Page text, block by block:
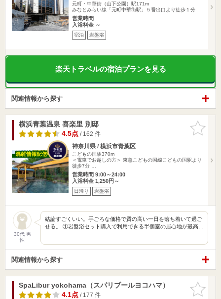
元町・中華街（山下公園）駅171m
みなとみらい線「元町中華街駅」５番出口より徒歩１分
営業時間
入浴料金 ～
宿泊 岩盤浴
楽天トラベルの宿泊プランを見る
関連情報から探す
お気に入
りに追加
横浜青葉温泉 喜楽里 別邸
4.5点/ 162 件
神奈川県 / 横浜市青葉区
こどもの国駅370m
＜電車でお越しの方＞ 東急こどもの国線こどもの国駅より
徒歩7分 …
営業時間 9:00～24:00
入浴料金 1,250円～
日帰り 岩盤浴
30代 男
性
結論すごくいい。手ごろな価格で質の高い一日を落ち着いて過ご
せる。 ①岩盤浴セット購入で利用できる半個室の居心地が最高…
関連情報から探す
お気に入
りに追加
SpaLibur yokohama（スパリブールヨコハマ）
4.1点/ 177 件